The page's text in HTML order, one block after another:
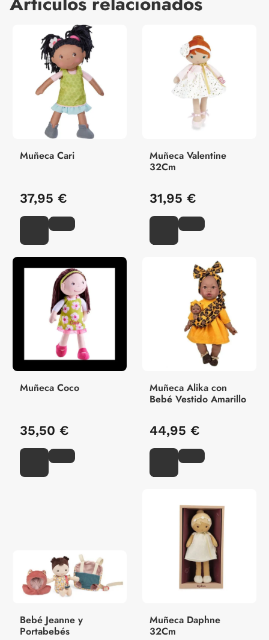
Muñeca Cari
37,95 €
Muñeca Valentine
32Cm
31,95 €
Muñeca Coco
35,50 €
Muñeca Alika con
Bebé Vestido Amarillo
44,95 €
Bebé Jeanne y
Portabebés
Muñeca Daphne
32Cm